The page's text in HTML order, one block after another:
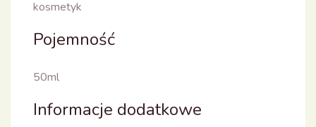
kosmetyk
Pojemność
50ml
Informacje dodatkowe